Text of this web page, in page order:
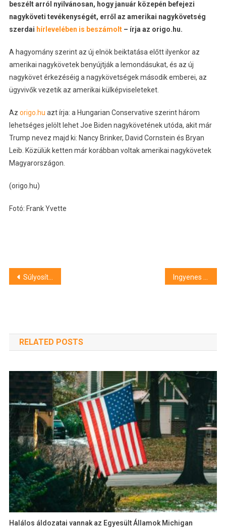
beszélt arról nyilvánosan, hogy január közepén befejezi
nagyköveti tevékenységét, erről az amerikai nagykövetség
szerdai hírlevelében is beszámolt– írja az origo.hu.
A hagyomány szerint az új elnök beiktatása előtt ilyenkor az
amerikai nagykövetek benyújtják a lemondásukat, és az új
nagykövet érkezéséig a nagykövetségek második emberei, az
ügyvivők vezetik az amerikai külképviseleteket.
Az origo.hu azt írja: a Hungarian Conservative szerint három
lehetséges jelölt lehet Joe Biden nagykövetének utóda, akit már
Trump nevez majd ki: Nancy Brinker, David Cornstein és Bryan
Leib. Közülük ketten már korábban voltak amerikai nagykövetek
Magyarországon.
(origo.hu)
Fotó: Frank Yvette
Bejegyzés
Súlyosítást kér az ügyészség egy pécsi kábítószer-kereskedelem ügyében
RELATED POSTS
Halálos áldozatai vannak az Egyesült Államok Michigan